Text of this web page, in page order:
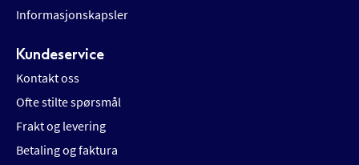
Informasjonskapsler
Kundeservice
Kontakt oss
Ofte stilte spørsmål
Frakt og levering
Betaling og faktura